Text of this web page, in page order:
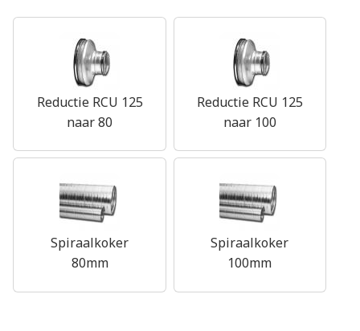
Reductie RCU 125
naar 80
Reductie RCU 125
naar 100
Spiraalkoker
80mm
Spiraalkoker
100mm